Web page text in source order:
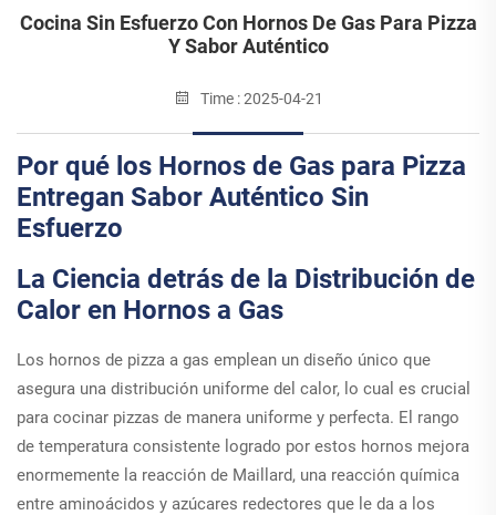
Cocina Sin Esfuerzo Con Hornos De Gas Para Pizza
Y Sabor Auténtico
Time : 2025-04-21
Por qué los Hornos de Gas para Pizza
Entregan Sabor Auténtico Sin
Esfuerzo
La Ciencia detrás de la Distribución de
Calor en Hornos a Gas
Los hornos de pizza a gas emplean un diseño único que
asegura una distribución uniforme del calor, lo cual es crucial
para cocinar pizzas de manera uniforme y perfecta. El rango
de temperatura consistente logrado por estos hornos mejora
enormemente la reacción de Maillard, una reacción química
entre aminoácidos y azúcares redectores que le da a los